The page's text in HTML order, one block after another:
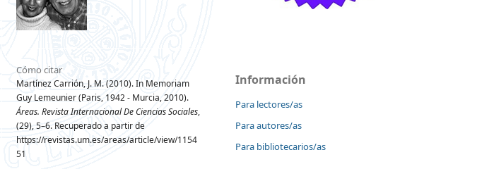
Cómo citar
Martínez Carrión, J. M. (2010). In Memoriam
Guy Lemeunier (Paris, 1942 - Murcia, 2010).
Áreas. Revista Internacional De Ciencias Sociales,
(29), 5–6. Recuperado a partir de
https://revistas.um.es/areas/article/view/1154
51
Información
Para lectores/as
Para autores/as
Para bibliotecarios/as